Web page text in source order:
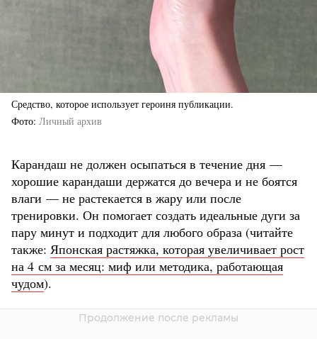
Средство, которое использует героиня публикации.
Фото Личный архив
Карандаш не должен осыпаться в течение дня —
хорошие карандаши держатся до вечера и не боятся
влаги — не растекается в жару или после
тренировки. Он помогает создать идеальные дуги за
пару минут и подходит для любого образа (читайте
также: Японская растяжка, которая увеличивает рост
на 4 см за месяц: миф или методика, работающая
чудом).